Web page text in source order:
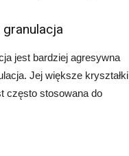
jest bardziej agresywna
Jej większe kryształki
często stosowana do